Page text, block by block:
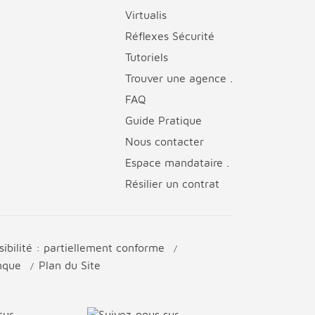
Virtualis
Réflexes Sécurité
Tutoriels
Trouver une agence .
FAQ
Guide Pratique
Nous contacter
Espace mandataire .
Résilier un contrat
: partiellement conforme
Plan du Site